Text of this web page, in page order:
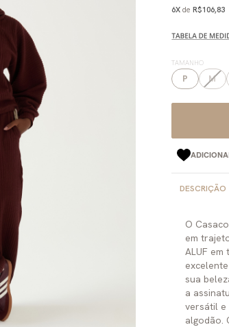
6X de R$106,83
TAMANHO
P M
DESCRIÇÃO
O
em
ALUF
sua
a
versátil e
algodão.